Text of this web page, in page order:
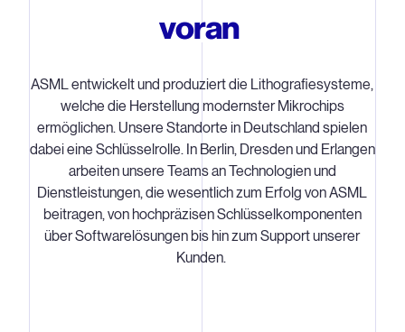
voran
ASML entwickelt und produziert die Lithografiesysteme,
welche die Herstellung modernster Mikrochips
ermöglichen. Unsere Standorte in Deutschland spielen
dabei eine Schlüsselrolle. In Berlin, Dresden und Erlangen
arbeiten unsere Teams an Technologien und
Dienstleistungen, die wesentlich zum Erfolg von ASML
beitragen, von hochpräzisen Schlüsselkomponenten
über Softwarelösungen bis hin zum Support unserer
Kunden.